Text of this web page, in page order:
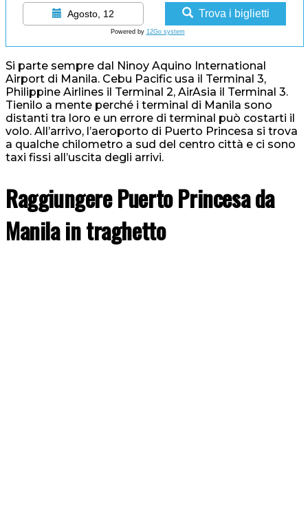
Agosto, 12 Trova i biglietti
Powered by 12Go system
Si parte sempre dal Ninoy Aquino International
Airport di Manila. Cebu Pacific usa il Terminal 3,
Philippine Airlines il Terminal 2, AirAsia il Terminal 3.
Tienilo a mente perché i terminal di Manila sono
distanti tra loro e un errore di terminal può costarti il
volo. All’arrivo, l’aeroporto di Puerto Princesa si trova
a qualche chilometro a sud del centro città e ci sono
taxi fissi all’uscita degli arrivi.
Raggiungere Puerto Princesa da
Manila in traghetto